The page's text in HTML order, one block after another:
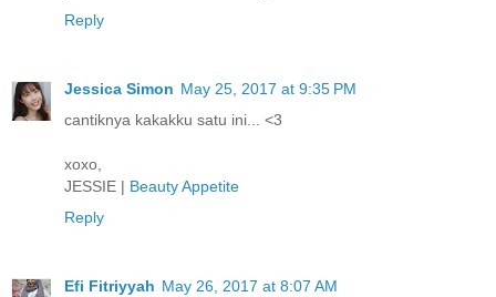
Reply
Jessica Simon May 25, 2017 at 9:35 PM
cantiknya kakakku satu ini... <3
xoxo,
JESSIE | Beauty Appetite
Reply
Efi Fitriyyah May 26, 2017 at 8:07 AM